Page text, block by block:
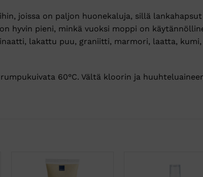
joissa on paljon huonekaluja, sillä
hyvin pieni, minkä vuoksi moppi on
lakattu puu, graniitti, marmori, laatta,
60°C. Vältä kloorin ja